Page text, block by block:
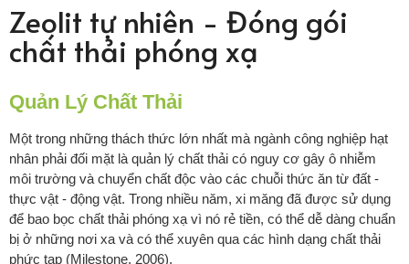
Zeolit tự nhiên - Đóng gói
chất thải phóng xạ
Quản Lý Chất Thải
Một trong những thách thức lớn nhất mà ngành công nghiệp hạt
nhân phải đối mặt là quản lý chất thải có nguy cơ gây ô nhiễm
môi trường và chuyển chất độc vào các chuỗi thức ăn từ đất -
thực vật - động vật. Trong nhiều năm, xi măng đã được sử dụng
để bao bọc chất thải phóng xạ vì nó rẻ tiền, có thể dễ dàng chuẩn
bị ở những nơi xa và có thể xuyên qua các hình dạng chất thải
phức tạp (Milestone, 2006).